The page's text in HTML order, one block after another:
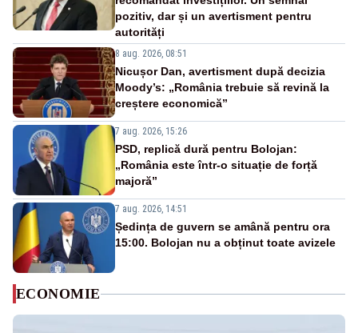
pozitiv, dar și un avertisment pentru
autorități
8 aug. 2026, 08:51
Nicușor Dan, avertisment după decizia
Moody’s: „România trebuie să revină la
creștere economică”
7 aug. 2026, 15:26
PSD, replică dură pentru Bolojan:
„România este într-o situație de forță
majoră”
7 aug. 2026, 14:51
Ședința de guvern se amână pentru ora
15:00. Bolojan nu a obținut toate avizele
ECONOMIE